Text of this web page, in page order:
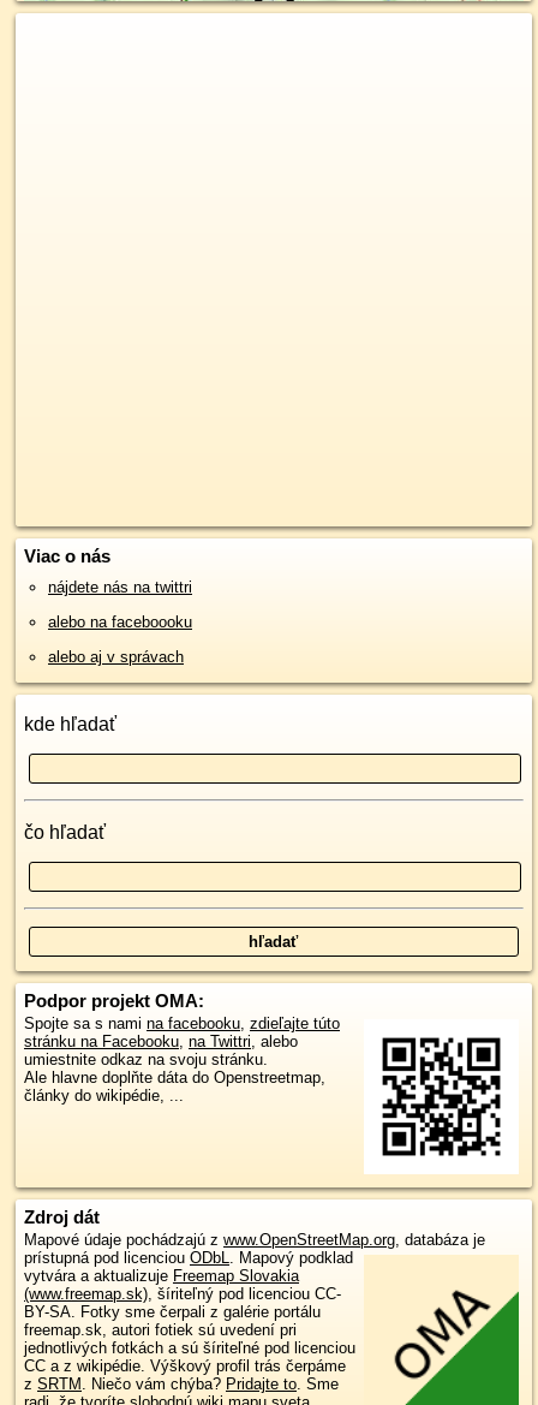
Viac o nás
nájdete nás na twittri
alebo na faceboooku
alebo aj v správach
kde hľadať
čo hľadať
Podpor projekt OMA:
Spojte sa s nami na facebooku, zdieľajte túto
stránku na Facebooku, na Twittri, alebo
umiestnite odkaz na svoju stránku.
Ale hlavne doplňte dáta do Openstreetmap,
články do wikipédie, ...
Zdroj dát
Mapové údaje pochádzajú z www.OpenStreetMap.org, databáza je
prístupná pod licenciou ODbL. Mapový podklad
vytvára a aktualizuje Freemap Slovakia
(www.freemap.sk), šíriteľný pod licenciou CC-
BY-SA. Fotky sme čerpali z galérie portálu
freemap.sk, autori fotiek sú uvedení pri
jednotlivých fotkách a sú šíriteľné pod licenciou
CC a z wikipédie. Výškový profil trás čerpáme
z SRTM . Niečo vám chýba? Pridajte to. Sme